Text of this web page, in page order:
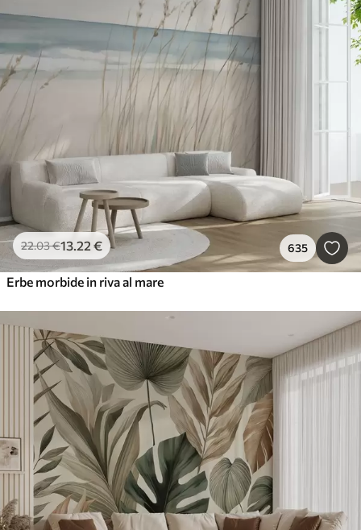
22.03€13.22 € 635
Erbe morbide in riva al mare